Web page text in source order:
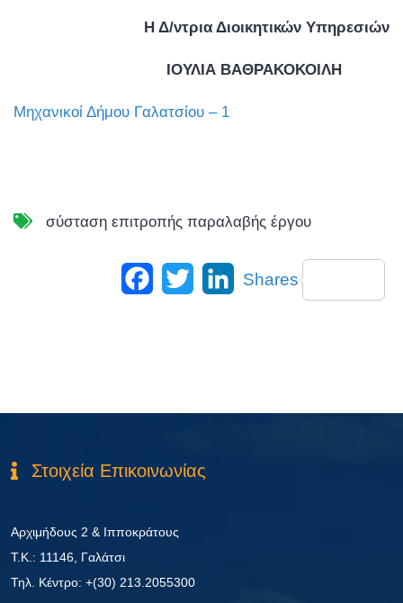
Η Δ/ντρια Διοικητικών Υπηρεσιών
ΙΟΥΛΙΑ ΒΑΘΡΑΚΟΚΟΙΛΗ
Μηχανικοί Δήμου Γαλατσίου – 1
σύσταση επιτροπής παραλαβής έργου
Facebook
Twitter LinkedIn
Shares
Στοιχεία Επικοινωνίας
Αρχιμήδους 2 & Ιπποκράτους
Τ.Κ.: 11146, Γαλάτσι
Τηλ. Κέντρο: +(30) 213.2055300